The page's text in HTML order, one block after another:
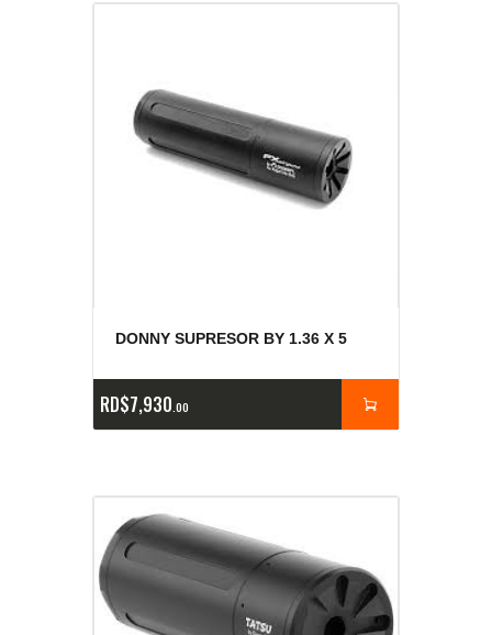
DONNY SUPRESOR BY 1.36 X 5
RD$7,930 00